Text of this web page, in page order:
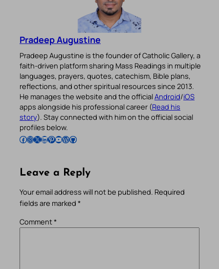
Pradeep Augustine
Pradeep Augustine is the founder of Catholic Gallery, a
faith-driven platform sharing Mass Readings in multiple
languages, prayers, quotes, catechism, Bible plans,
reflections, and other spiritual resources since 2013.
He manages the website and the officialAndroid/iOS
apps alongside his professional career (Read his
story). Stay connected with him on the official social
profiles below.
Follow Pradeep on Facebook Follow Pradeep on InstagramFollow Pradeep on X Follow Pradeep on LinkedIn Follow Pradeep on Pinterest Subscribe to Pradeep’s Youtube Channel Follow Pradeep on WordPress Follow Pradeep on GitHub
Leave a Reply
Your email address will not be published. Required
fields are marked *
Comment*